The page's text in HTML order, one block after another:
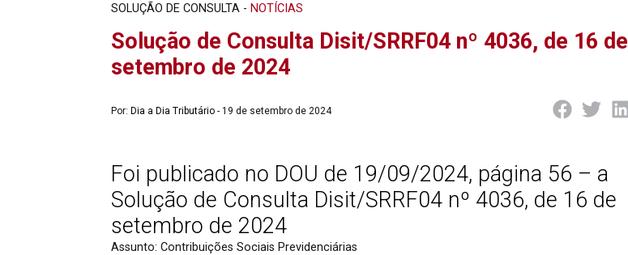
SOLUÇÃO DE CONSULTA - NOTÍCIAS
Solução de Consulta Disit/SRRF04 nº 4036, de 16 de
setembro de 2024
Por: Dia a Dia Tributário - 19 de setembro de 2024
Foi publicado no DOU de 19/09/2024, página 56 – a
Solução de Consulta Disit/SRRF04 nº 4036, de 16 de
setembro de 2024
Assunto: Contribuições Sociais Previdenciárias